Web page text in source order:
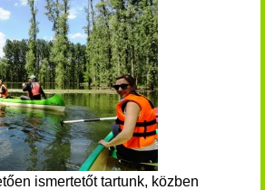
ismertetőt tartunk, közben